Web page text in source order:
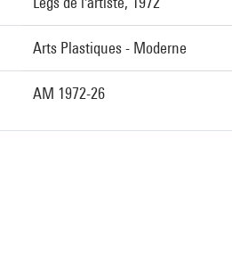
Arts Plastiques - Moderne
AM 1972-26